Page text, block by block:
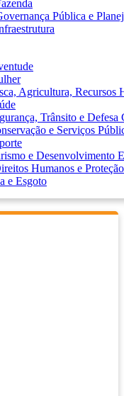
Pública e
Agricultura, Recursos
Trânsito e Defesa
e Serviços
e Desenvolvimento
Humanos e
e Esgoto